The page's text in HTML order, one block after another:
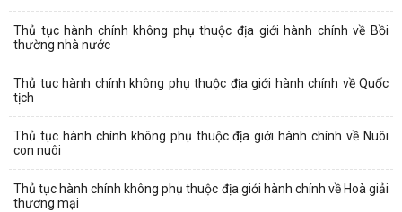
Thủ tục hành chính không phụ thuộc địa giới hành chính về Bồi
thường nhà nước
Thủ tục hành chính không phụ thuộc địa giới hành chính về Quốc
tịch
Thủ tục hành chính không phụ thuộc địa giới hành chính về Nuôi
con nuôi
Thủ tục hành chính không phụ thuộc địa giới hành chính về Hoà giải
thương mại